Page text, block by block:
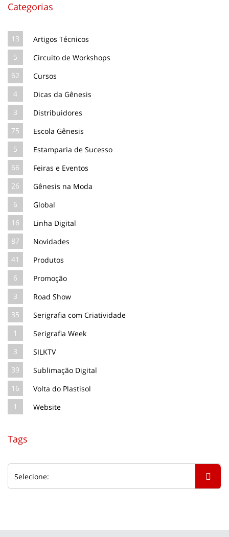
Categorias
13
Artigos Técnicos
5
Circuito de Workshops
62
Cursos
4
Dicas da Gênesis
3
Distribuidores
75
Escola Gênesis
5
Estamparia de Sucesso
66
Feiras e Eventos
26
Gênesis na Moda
6
Global
16
Linha Digital
87
Novidades
41
Produtos
6
Promoção
3
Road Show
35
Serigrafia com Criatividade
1
Serigrafia Week
3
SILKTV
39
Sublimação Digital
16
Volta do Plastisol
1
Website
Tags